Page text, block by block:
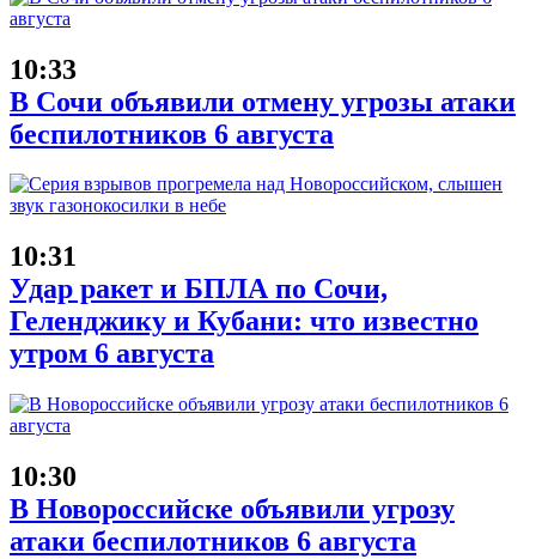
10:33
В Сочи объявили отмену угрозы атаки
беспилотников 6 августа
10:31
Удар ракет и БПЛА по Сочи,
Геленджику и Кубани: что известно
утром 6 августа
10:30
В Новороссийске объявили угрозу
атаки беспилотников 6 августа